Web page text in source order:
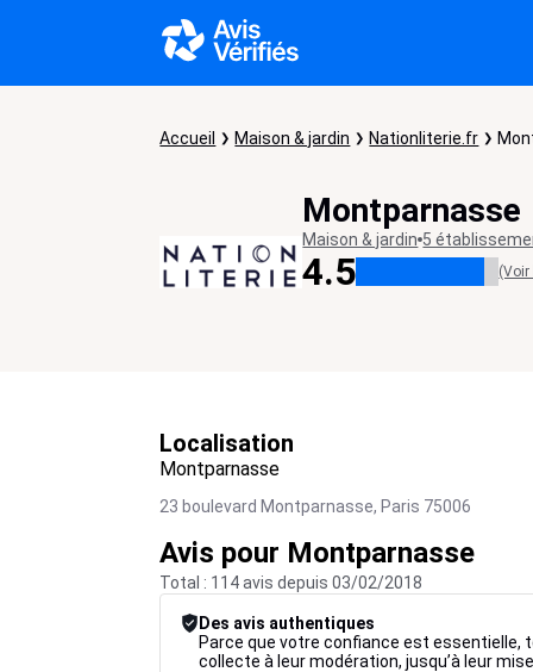
Accueil Maison & jardin Nationliterie.fr
Montparnasse
Maison & jardin 5
4.5 (Voir
Localisation
Montparnasse
23 boulevard Montparnasse, Paris 75006
Avis pour Montparnasse
Total : 114 avis depuis 03/02/2018
Des avis authentiques
Parce que votre confiance est essentielle,
collecte à leur modération, jusqu’à leur